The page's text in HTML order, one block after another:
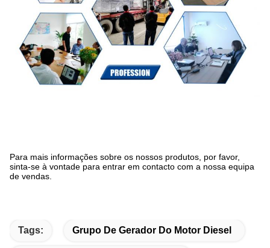
Para mais informações sobre os nossos produtos, por favor,
sinta-se à vontade para entrar em contacto com a nossa equipa
de vendas.
Tags: Grupo De Gerador Do Motor Diesel